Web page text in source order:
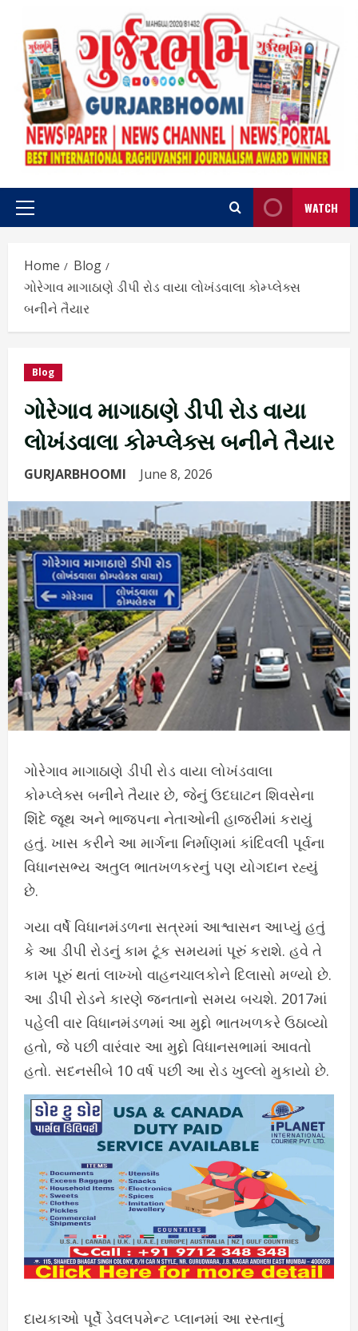
content
Primary
WATCH
Home
Blog
ગોરેગાવ માગાઠાણે ડીપી રોડ વાયા લોખંડવાલા કોમ્પ્લેક્સ
બનીને તૈયાર
Blog
ગોરેગાવ માગાઠાણે ડીપી રોડ વાયા
લોખંડવાલા કોમ્પ્લેક્સ બનીને તૈયાર
GURJARBHOOMI June 8, 2026
ગોરેગાવ માગાઠાણે ડીપી રોડ વાયા લોખંડવાલા
કોમ્પ્લેક્સ બનીને તૈયાર છે, જેનું ઉદઘાટન શિવસેના
શિંદે જૂથ અને ભાજપના નેતાઓની હાજરીમાં કરાયું
હતું. ખાસ કરીને આ માર્ગના નિર્માણમાં કાંદિવલી પૂર્વના
વિધાનસભ્ય અતુલ ભાતખળકરનું પણ યોગદાન રહ્યું
છે.
ગયા વર્ષે વિધાનમંડળના સત્રમાં આશ્વાસન આપ્યું હતું
કે આ ડીપી રોડનું કામ ટૂંક સમયમાં પૂરું કરાશે. હવે તે
કામ પૂરું થતાં લાખ્ખો વાહનચાલકોને દિલાસો મળ્યો છે.
આ ડીપી રોડને કારણે જનતાનો સમય બચશે. 2017માં
પહેલી વાર વિધાનમંડળમાં આ મુદ્દો ભાતખળકરે ઉઠાવ્યો
હતો, જે પછી વારંવાર આ મુદ્દો વિધાનસભામાં આવતો
હતો. સદનસીબે 10 વર્ષ પછી આ રોડ ખુલ્લો મુકાયો છે.
દાયકાઓ પૂર્વે ડેવલપમેન્ટ પ્લાનમાં આ રસ્તાનું